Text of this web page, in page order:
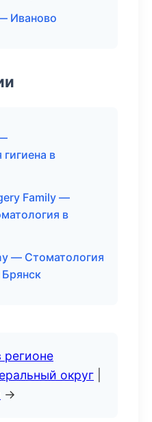
Иваново
в
Family —
в
— Стоматология
Брянск
регионе
округ
→